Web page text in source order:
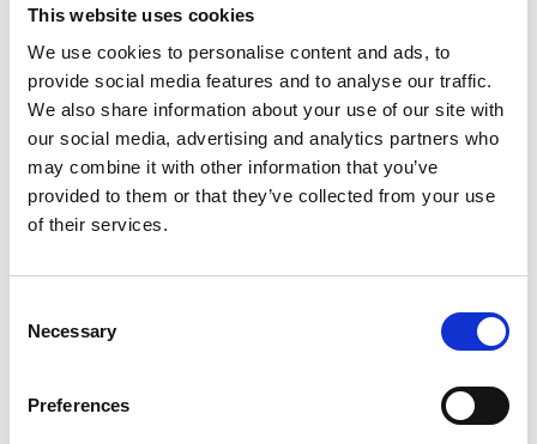
This website uses cookies
We use cookies to personalise content and ads, to
provide social media features and to analyse our traffic.
We also share information about your use of our site with
our social media, advertising and analytics partners who
may combine it with other information that you’ve
provided to them or that they’ve collected from your use
of their services.
Selection
Necessary
Preferences
Aantal doseringen
te programmeren:
Hands-free malen: Ja